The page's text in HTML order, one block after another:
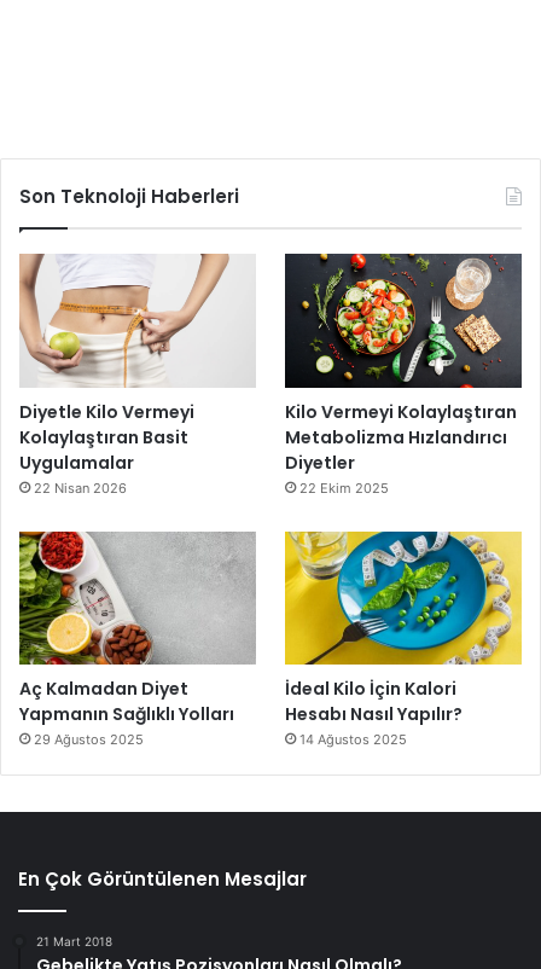
Son Teknoloji Haberleri
Diyetle Kilo Vermeyi
Kolaylaştıran Basit
Uygulamalar
22 Nisan 2026
Kilo Vermeyi Kolaylaştıran
Metabolizma Hızlandırıcı
Diyetler
22 Ekim 2025
Aç Kalmadan Diyet
Yapmanın Sağlıklı Yolları
29 Ağustos 2025
İdeal Kilo İçin Kalori
Hesabı Nasıl Yapılır?
14 Ağustos 2025
En Çok Görüntülenen Mesajlar
21 Mart 2018